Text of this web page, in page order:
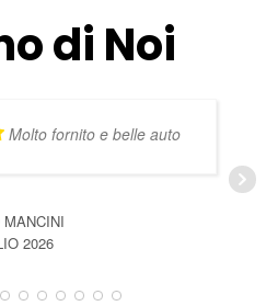
di Noi
Molto fornito e belle auto
MANCINI
2026